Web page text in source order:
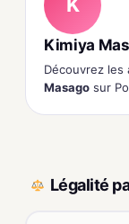
K
Kimiya
Découvrez les
Masago sur
Légalité